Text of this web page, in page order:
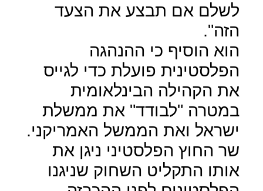
לשלם אם תבצע את הצעד
הזה".
הוא הוסיף כי ההנהגה
הפלסטינית פועלת כדי לגייס
את הקהילה הבינלאומית
במטרה "לבודד" את ממשלת
ישראל ואת הממשל האמריקני.
שר החוץ הפלסטיני ניגן את
אותו התקליט השחוק שניגנו